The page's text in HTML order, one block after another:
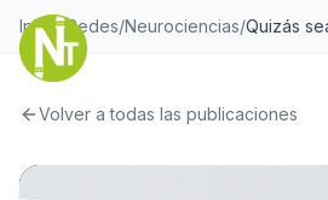
Inicio/Redes/Neurociencias/
Volver a todas las publicaciones